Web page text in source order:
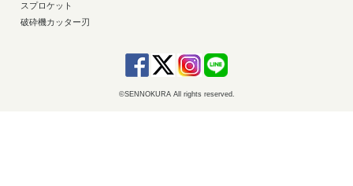
スプロケット
破砕機カッター刃
©SENNOKURA All rights reserved.